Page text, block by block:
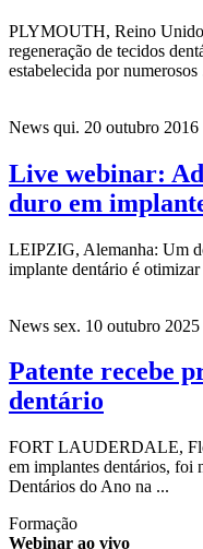
PLYMOUTH, Reino
regeneração de tecidos
estabelecida por numerosos
News qui. 20 outubro 2016
Live webinar:
duro em
LEIPZIG, Alemanha: Um
implante dentário é otimizar
News sex. 10 outubro 2025
Patente recebe
dentário
FORT LAUDERDALE,
em implantes dentários, foi
Dentários do Ano na ...
Formação
Webinar ao vivo